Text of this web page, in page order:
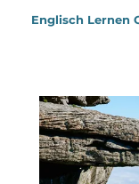
ZumEnglisch Lernen